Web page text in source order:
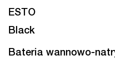
ESTO
Black
Bateria wannowo-